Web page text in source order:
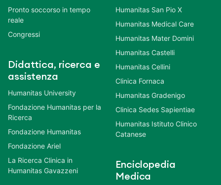
Pronto soccorso in tempo
reale
Congressi
Didattica, ricerca e
assistenza
Humanitas University
Fondazione Humanitas per la
Ricerca
Fondazione Humanitas
Fondazione Ariel
La Ricerca Clinica in
Humanitas Gavazzeni
Humanitas San Pio X
Humanitas Medical Care
Humanitas Mater Domini
Humanitas Castelli
Humanitas Cellini
Clinica Fornaca
Humanitas Gradenigo
Clinica Sedes Sapientiae
Humanitas Istituto Clinico
Catanese
Enciclopedia
Medica